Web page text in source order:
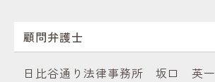
顧問弁護士
日比谷通り法律事務所 坂口 英一